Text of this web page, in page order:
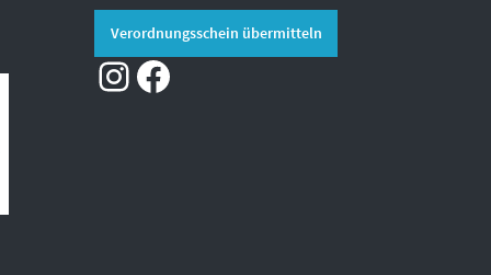
Verordnungsschein übermitteln
Instagram Facebook